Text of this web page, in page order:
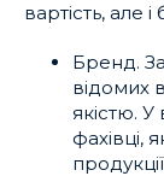
вартість, але
Бренд.
відомих
якістю.
фахівці,